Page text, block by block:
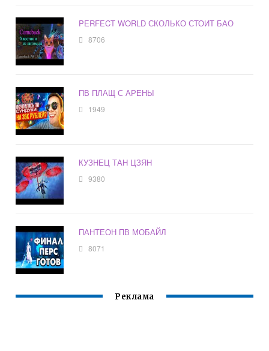
PERFECT WORLD СКОЛЬКО СТОИТ БАО
8706
ПВ ПЛАЩ С АРЕНЫ
1949
КУЗНЕЦ ТАН ЦЗЯН
9380
ПАНТЕОН ПВ МОБАЙЛ
8071
Реклама